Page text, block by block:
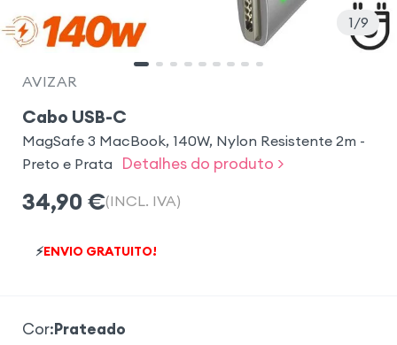
1 9
AVIZAR
Cabo USB-C
MagSafe 3 MacBook, 140W, Nylon Resistente 2m -
Preto e Prata
Detalhes do produto >
34,90 €(INCL. IVA)
⚡ENVIO GRATUITO!
Cor:Prateado